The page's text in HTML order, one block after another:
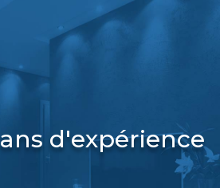
ans d'expérience